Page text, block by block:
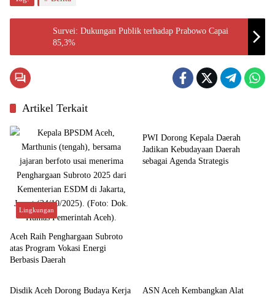
Survei: Dukungan Publik terhadap Prabowo Capai
85,3%
Artikel Terkait
Lingkungan
Aceh Raih Penghargaan Subroto
atas Program Vokasi Energi
Berbasis Daerah
PWI Dorong Kepala Daerah
Jadikan Kebudayaan Daerah
sebagai Agenda Strategis
Aceh
Disdik Aceh Dorong Budaya Kerja
ASN Aceh Kembangkan Alat